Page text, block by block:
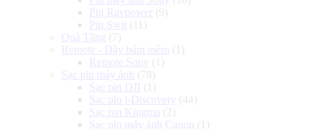
Pin Ravpower
(9)
Pin Swit (11)
Quà Tặng (7)
Remote - Dây bấm mềm (1)
Remote Sony (1)
Sạc pin máy ảnh
(78)
Sạc pin DJI (1)
Sạc pin i-Discovery (44)
Sạc pin Kingma (2)
Sạc pin máy ảnh Canon
(1)